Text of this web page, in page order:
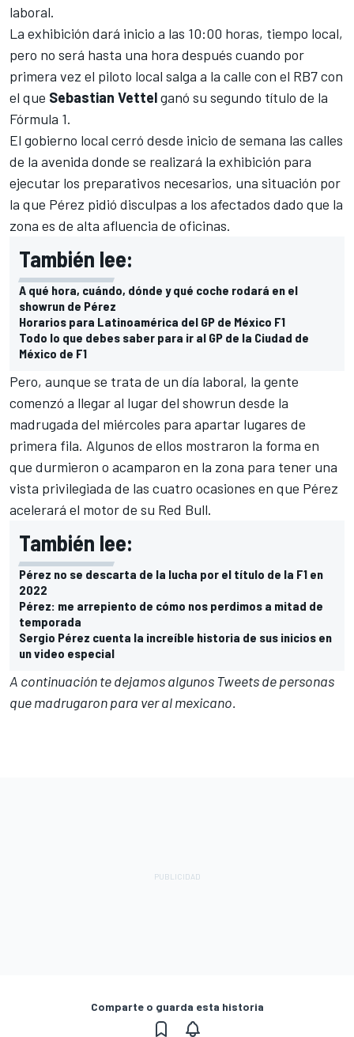
laboral.
La exhibición dará inicio a las 10:00 horas, tiempo local,
pero no será hasta una hora después cuando por
primera vez el piloto local salga a la calle con el RB7 con
el que Sebastian Vettelganó su segundo título de la
Fórmula 1.
El gobierno local cerró desde inicio de semana las calles
de la avenida donde se realizará la exhibición para
ejecutar los preparativos necesarios, una situación por
la que Pérez pidió disculpas a los afectados dado que la
zona es de alta afluencia de oficinas.
También lee:
A qué hora, cuándo, dónde y qué coche rodará en el
showrun de Pérez
Horarios para Latinoamérica del GP de México F1
Todo lo que debes saber para ir al GP de la Ciudad de
México de F1
Pero, aunque se trata de un día laboral, la gente
comenzó a llegar al lugar del showrun desde la
madrugada del miércoles para apartar lugares de
primera fila. Algunos de ellos mostraron la forma en
que durmieron o acamparon en la zona para tener una
vista privilegiada de las cuatro ocasiones en que Pérez
acelerará el motor de su Red Bull.
También lee:
Pérez no se descarta de la lucha por el título de la F1 en
2022
Pérez: me arrepiento de cómo nos perdimos a mitad de
temporada
Sergio Pérez cuenta la increíble historia de sus inicios en
un video especial
A continuación te dejamos algunos Tweets de personas
que madrugaron para ver al mexicano.
Comparte o guarda esta historia